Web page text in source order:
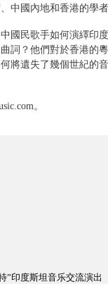
中國內地和香港的學
國民歌手如何演繹印
詞？他們對於香港的
將遺失了幾個世紀的
。
”印度斯坦音乐交流演出